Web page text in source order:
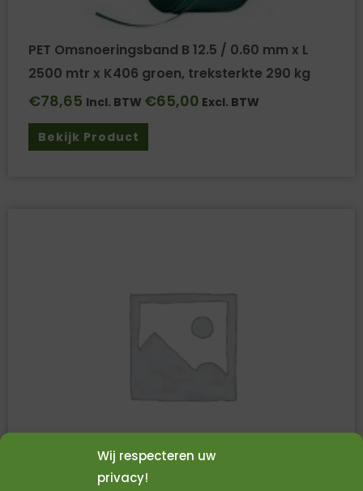
Wij respecteren uw
privacy!
PET Omsnoeringsband B 12.5 / 0.60 mm x L
2500 mtr x K406 groen, treksterkte 290 kg
€78,65 Incl. BTW €65,00 Excl. BTW
Bekijk Product
PP OMSNOERINGSBAND B 12 X D 0.55 MM X L